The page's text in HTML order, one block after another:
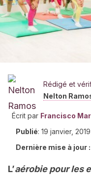
Rédigé et
Nelton
Écrit par Francisco
Publié: 19 janvier,
Dernière mise à jour :
L’aérobie pour les